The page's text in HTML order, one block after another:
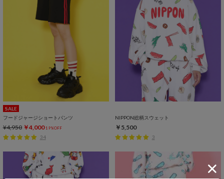
SALE
フードジャージショートパンツ
¥4,950 ￥4,000 19%OFF
34
NIPPON総柄スウェット
￥5,500
3